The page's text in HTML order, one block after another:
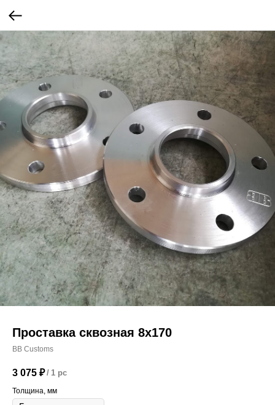
Проставка сквозная 8х170
BB Customs
3 075 ₽ / 1 pc
Толщина, мм